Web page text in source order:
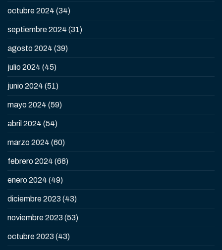
octubre 2024 (34)
septiembre 2024 (31)
agosto 2024 (39)
julio 2024 (45)
junio 2024 (51)
mayo 2024 (59)
abril 2024 (54)
marzo 2024 (60)
febrero 2024 (68)
enero 2024 (49)
diciembre 2023 (43)
noviembre 2023 (53)
octubre 2023 (43)